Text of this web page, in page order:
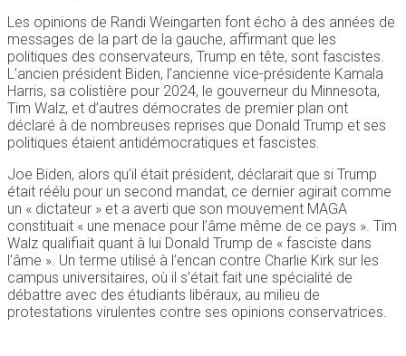
Les opinions de Randi Weingarten font écho à des années de
messages de la part de la gauche, affirmant que les
politiques des conservateurs, Trump en tête, sont fascistes.
L’ancien président Biden, l’ancienne vice-présidente Kamala
Harris, sa colistière pour 2024, le gouverneur du Minnesota,
Tim Walz, et d’autres démocrates de premier plan ont
déclaré à de nombreuses reprises que Donald Trump et ses
politiques étaient antidémocratiques et fascistes.
Joe Biden, alors qu’il était président, déclarait que si Trump
était réélu pour un second mandat, ce dernier agirait comme
un « dictateur » et a averti que son mouvement MAGA
constituait « une menace pour l’âme même de ce pays ». Tim
Walz qualifiait quant à lui Donald Trump de « fasciste dans
l’âme ». Un terme utilisé à l’encan contre Charlie Kirk sur les
campus universitaires, où il s’était fait une spécialité de
débattre avec des étudiants libéraux, au milieu de
protestations virulentes contre ses opinions conservatrices.